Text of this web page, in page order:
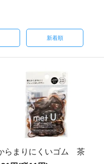
新着順
らまりにくいゴム 茶